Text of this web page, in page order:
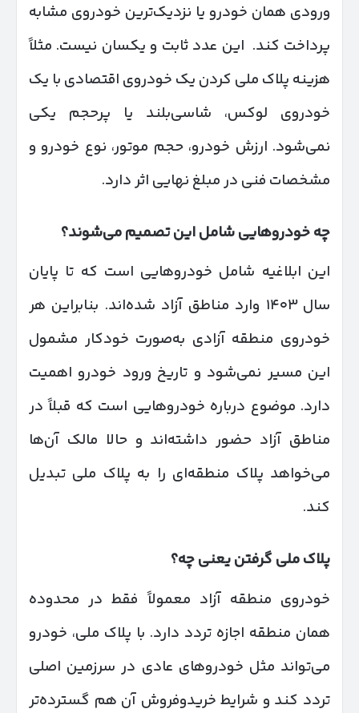
ورودی همان خودرو یا نزدیک‌ترین خودروی مشابه
پرداخت کند. این عدد ثابت و یکسان نیست. مثلاً
هزینه پلاک ملی کردن یک خودروی اقتصادی با یک
خودروی لوکس، شاسی‌بلند یا پرحجم یکی
نمی‌شود. ارزش خودرو، حجم موتور، نوع خودرو و
مشخصات فنی در مبلغ نهایی اثر دارد.
چه خودروهایی شامل این تصمیم می‌شوند؟
این ابلاغیه شامل خودروهایی است که تا پایان
سال ۱۴۰۳ وارد مناطق آزاد شده‌اند. بنابراین هر
خودروی منطقه آزادی به‌صورت خودکار مشمول
این مسیر نمی‌شود و تاریخ ورود خودرو اهمیت
دارد. موضوع درباره خودروهایی است که قبلاً در
مناطق آزاد حضور داشته‌اند و حالا مالک آن‌ها
می‌خواهد پلاک منطقه‌ای را به پلاک ملی تبدیل
کند.
پلاک ملی گرفتن یعنی چه؟
خودروی منطقه آزاد معمولاً فقط در محدوده
همان منطقه اجازه تردد دارد. با پلاک ملی، خودرو
می‌تواند مثل خودروهای عادی در سرزمین اصلی
تردد کند و شرایط خریدوفروش آن هم گسترده‌تر